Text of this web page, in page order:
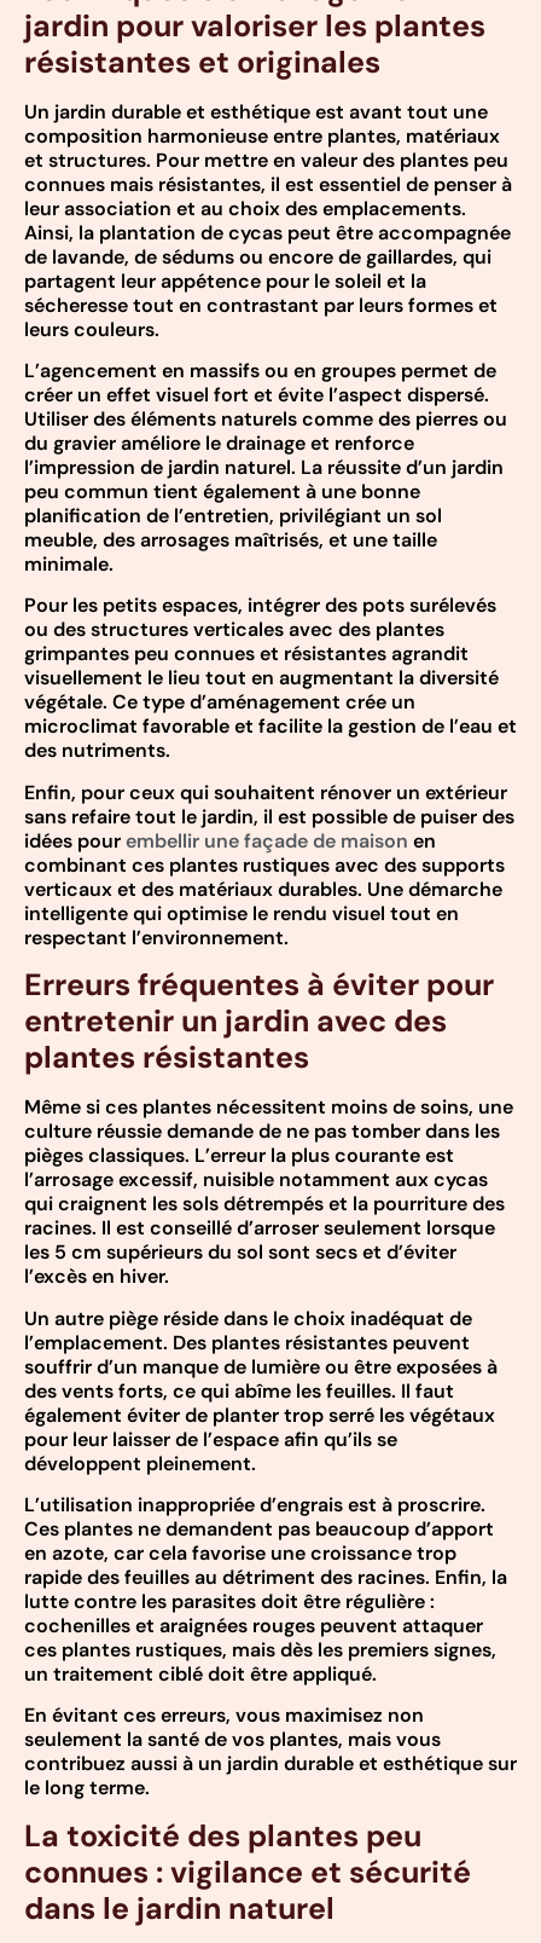
jardin pour valoriser les plantes
résistantes et originales
Un jardin durable et esthétique est avant tout une
composition harmonieuse entre plantes, matériaux
et structures. Pour mettre en valeur des plantes peu
connues mais résistantes, il est essentiel de penser à
leur association et au choix des emplacements.
Ainsi, la plantation de cycas peut être accompagnée
de lavande, de sédums ou encore de gaillardes, qui
partagent leur appétence pour le soleil et la
sécheresse tout en contrastant par leurs formes et
leurs couleurs.
L’agencement en massifs ou en groupes permet de
créer un effet visuel fort et évite l’aspect dispersé.
Utiliser des éléments naturels comme des pierres ou
du gravier améliore le drainage et renforce
l’impression de jardin naturel. La réussite d’un jardin
peu commun tient également à une bonne
planification de l’entretien, privilégiant un sol
meuble, des arrosages maîtrisés, et une taille
minimale.
Pour les petits espaces, intégrer des pots surélevés
ou des structures verticales avec des plantes
grimpantes peu connues et résistantes agrandit
visuellement le lieu tout en augmentant la diversité
végétale. Ce type d’aménagement crée un
microclimat favorable et facilite la gestion de l’eau et
des nutriments.
Enfin, pour ceux qui souhaitent rénover un extérieur
sans refaire tout le jardin, il est possible de puiser des
idées pourembellir une façade de maison en
combinant ces plantes rustiques avec des supports
verticaux et des matériaux durables. Une démarche
intelligente qui optimise le rendu visuel tout en
respectant l’environnement.
Erreurs fréquentes à éviter pour
entretenir un jardin avec des
plantes résistantes
Même si ces plantes nécessitent moins de soins, une
culture réussie demande de ne pas tomber dans les
pièges classiques. L’erreur la plus courante est
l’arrosage excessif, nuisible notamment aux cycas
qui craignent les sols détrempés et la pourriture des
racines. Il est conseillé d’arroser seulement lorsque
les 5 cm supérieurs du sol sont secs et d’éviter
l’excès en hiver.
Un autre piège réside dans le choix inadéquat de
l’emplacement. Des plantes résistantes peuvent
souffrir d’un manque de lumière ou être exposées à
des vents forts, ce qui abîme les feuilles. Il faut
également éviter de planter trop serré les végétaux
pour leur laisser de l’espace afin qu’ils se
développent pleinement.
L’utilisation inappropriée d’engrais est à proscrire.
Ces plantes ne demandent pas beaucoup d’apport
en azote, car cela favorise une croissance trop
rapide des feuilles au détriment des racines. Enfin, la
lutte contre les parasites doit être régulière :
cochenilles et araignées rouges peuvent attaquer
ces plantes rustiques, mais dès les premiers signes,
un traitement ciblé doit être appliqué.
En évitant ces erreurs, vous maximisez non
seulement la santé de vos plantes, mais vous
contribuez aussi à un jardin durable et esthétique sur
le long terme.
La toxicité des plantes peu
connues : vigilance et sécurité
dans le jardin naturel